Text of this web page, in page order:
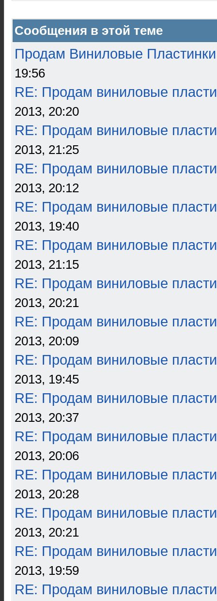
Сообщения в этой теме
Продам Виниловые Пластинки
19:56
RE: Продам виниловые
2013, 20:20
RE: Продам виниловые
2013, 21:25
RE: Продам виниловые
2013, 20:12
RE: Продам виниловые
2013, 19:40
RE: Продам виниловые
2013, 21:15
RE: Продам виниловые
2013, 20:21
RE: Продам виниловые
2013, 20:09
RE: Продам виниловые
2013, 19:45
RE: Продам виниловые
2013, 20:37
RE: Продам виниловые
2013, 20:06
RE: Продам виниловые
2013, 20:28
RE: Продам виниловые
2013, 20:21
RE: Продам виниловые
2013, 19:59
RE: Продам виниловые